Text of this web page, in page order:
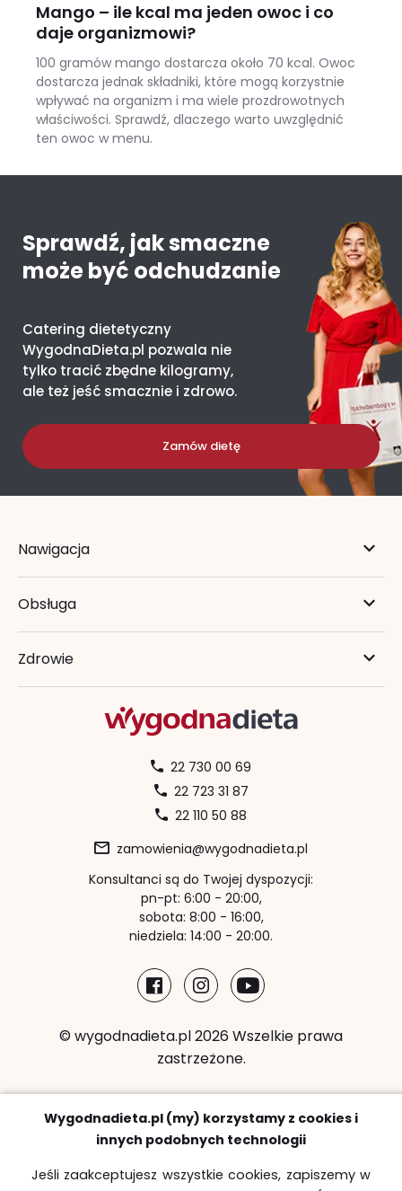
Mango – ile kcal ma jeden owoc i co
daje organizmowi?
100 gramów mango dostarcza około 70 kcal. Owoc
dostarcza jednak składniki, które mogą korzystnie
wpływać na organizm i ma wiele prozdrowotnych
właściwości. Sprawdź, dlaczego warto uwzględnić
ten owoc w menu.
Sprawdź, jak smaczne
może być odchudzanie
Catering dietetyczny
WygodnaDieta.pl pozwala nie
tylko tracić zbędne kilogramy,
ale też jeść smacznie i zdrowo.
Zamów dietę
Nawigacja
Obsługa
Zdrowie
22 730 00 69
22 723 31 87
22 110 50 88
zamowienia@wygodnadieta.pl
Konsultanci są do Twojej dyspozycji:
pn-pt: 6:00 - 20:00,
sobota: 8:00 - 16:00,
niedziela: 14:00 - 20:00.
© wygodnadieta.pl 2026 Wszelkie prawa
zastrzeżone.
Metody płatności:
Wygodnadieta.pl (my) korzystamy z cookies i
innych podobnych technologii
Jeśli zaakceptujesz wszystkie cookies, zapiszemy w